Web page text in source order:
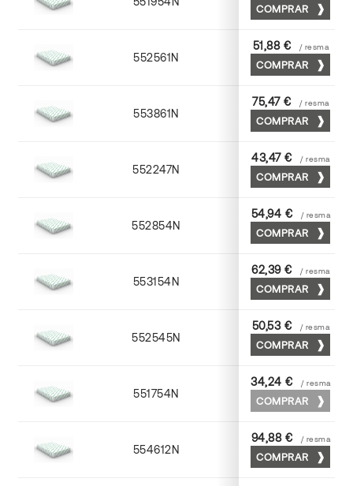
COMPRAR
552561N 63 x 88
51,88 € / resma
COMPRAR
553861N 63 x 88
75,47 € / resma
COMPRAR
552247N 45 x 64
43,47 € / resma
COMPRAR
552854N 52 x 70
54,94 € / resma
COMPRAR
553154N 52 x 70
62,39 € / resma
COMPRAR
552545N 45 x 64
50,53 € / resma
COMPRAR
551754N 52 x 70
34,24 € / resma
COMPRAR
554612N 72 x 102
94,88 € / resma
COMPRAR